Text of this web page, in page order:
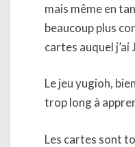
mais même en
beaucoup plus
cartes auquel j’ai
Le jeu yugioh,
trop long à
Les cartes sont